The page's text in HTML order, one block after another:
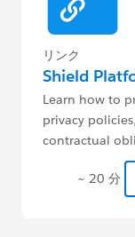
リンク
Shield
Learn how to
privacy
contractual
~ 20 分